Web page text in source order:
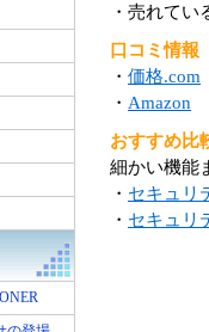
・売れて
口コミ情報
・ 価格.com
・ Amazon
おすすめ比
細かい機能
・ セキュリ
・ セキュリ